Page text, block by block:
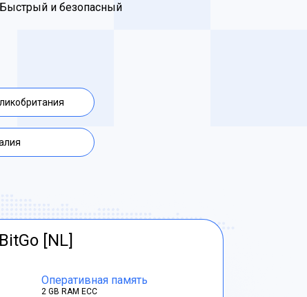
Быстрый и безопасный
BitGo [NL]
Оперативная память
2 GB RAM ECC